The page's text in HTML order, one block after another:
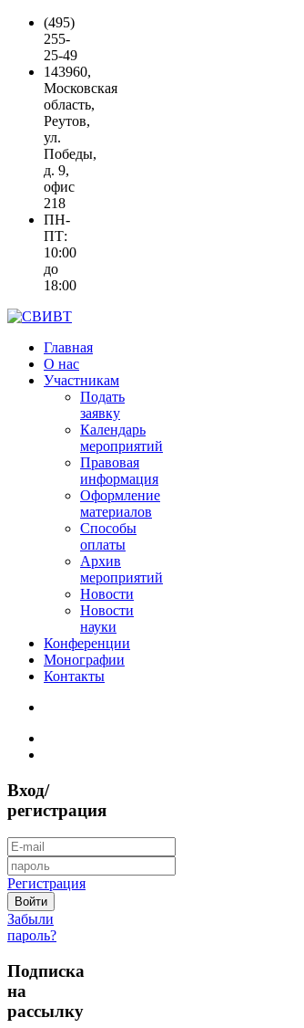
(495)
255-
25-49
143960,
Московская
область,
Реутов,
ул.
Победы,
д. 9,
офис
218
ПН-
ПТ:
10:00
до
18:00
Главная
О нас
Участникам
Подать
заявку
Календарь
мероприятий
Правовая
информация
Оформление
материалов
Способы
оплаты
Архив
мероприятий
Новости
Новости
науки
Конференции
Монографии
Контакты
Вход/
регистрация
Регистрация
Забыли
пароль?
Подписка
на
рассылку